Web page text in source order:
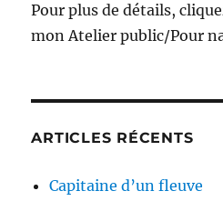
Pour plus de détails,
mon Atelier public/Pour
ARTICLES RÉCENTS
Capitaine d’un fleuve